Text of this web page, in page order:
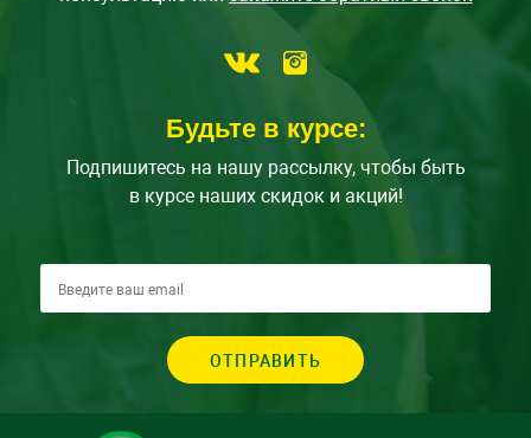
Будьте в курсе:
Подпишитесь на нашу рассылку, чтобы быть
в курсе наших скидок и акций!
ОТПРАВИТЬ